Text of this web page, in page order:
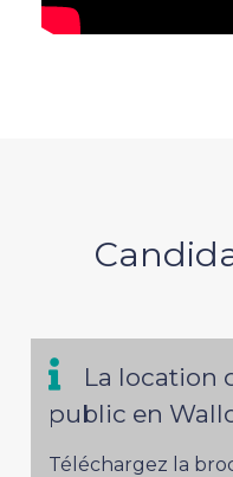
La location
public en
Téléchargez la